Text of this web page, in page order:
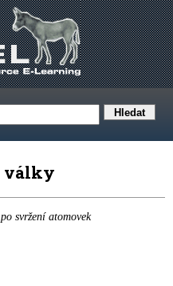
války
svržení atomovek